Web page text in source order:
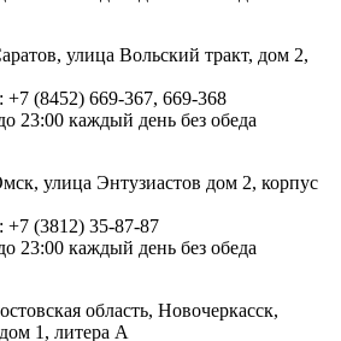
улица Вольский тракт, дом 2,
+7 (8452) 669-367, 669-368
23:00 каждый день без обеда
улица Энтузиастов дом 2, корпус
+7 (3812) 35-87-87
23:00 каждый день без обеда
область, Новочеркасск,
1, литера А